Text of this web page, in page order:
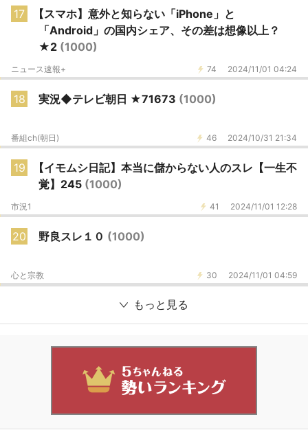
17
【スマホ】意外と知らない「iPhone」と
「Android」の国内シェア、その差は想像以上？
★2 (1000)
74 2024/11/01 04:24
ニュース速報+
18 実況◆テレビ朝日 ★71673 (1000)
46 2024/10/31 21:34
番組ch(朝日)
19
【イモムシ日記】本当に儲からない人のスレ【一生不
覚】245 (1000)
41 2024/11/01 12:28
市況1
20 野良スレ１０ (1000)
30 2024/11/01 04:59
心と宗教
もっと見る